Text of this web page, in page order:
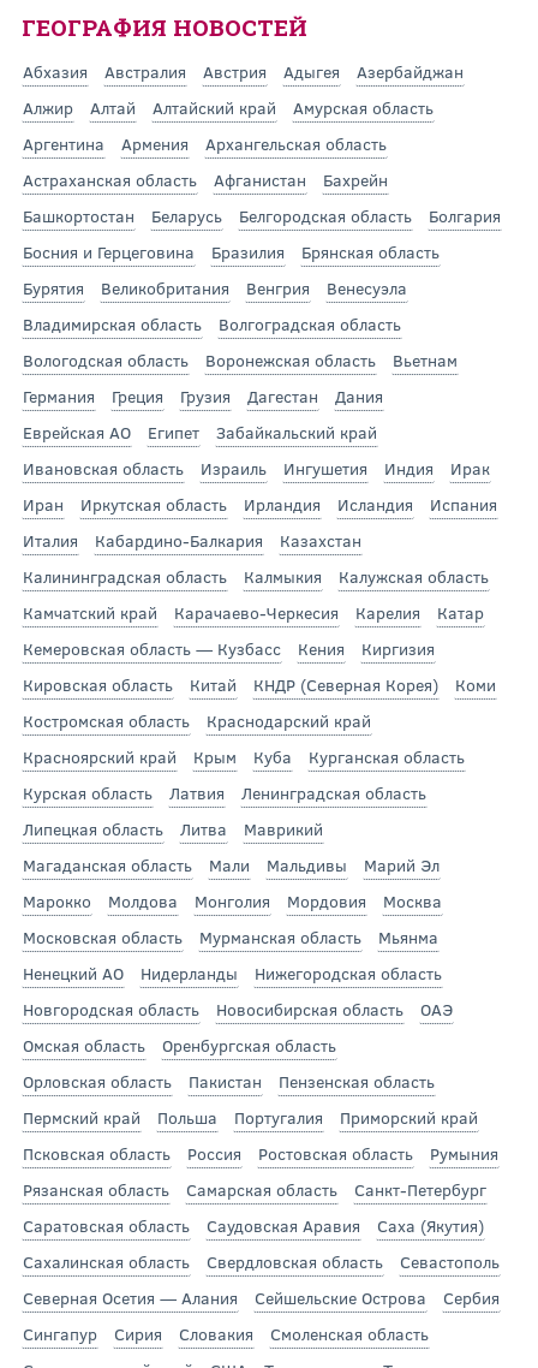
ГЕОГРАФИЯ НОВОСТЕЙ
Абхазия Австралия Австрия Адыгея
Азербайджан
Алжир
Алтай Алтайский край
Амурская область
Аргентина
Армения
Архангельская область
Астраханская область
Афганистан
Бахрейн
Башкортостан
Беларусь Белгородская область
Болгария
Босния и Герцеговина
Бразилия
Брянская область
Бурятия
Великобритания Венгрия
Венесуэла
Владимирская область
Волгоградская область
Вологодская область
Воронежская область
Вьетнам
Германия
Греция Грузия Дагестан
Дания
Еврейская АО
Египет
Забайкальский край
Ивановская область
Израиль Ингушетия Индия
Ирак
Иран
Иркутская область Ирландия Исландия
Испания
Италия
Кабардино-Балкария
Казахстан
Калининградская область
Калмыкия
Калужская область
Камчатский край
Карачаево-Черкесия Карелия
Катар
Кемеровская область — Кузбасс
Кения
Киргизия
Кировская область
Китай КНДР (Северная Корея)
Коми
Костромская область
Краснодарский край
Красноярский край
Крым Куба
Курганская область
Курская область
Латвия
Ленинградская область
Липецкая область
Литва
Маврикий
Магаданская область
Мали Мальдивы
Марий Эл
Марокко
Молдова Монголия Мордовия
Москва
Московская область
Мурманская область
Мьянма
Ненецкий АО
Нидерланды
Нижегородская область
Новгородская область
Новосибирская область
ОАЭ
Омская область
Оренбургская область
Орловская область
Пакистан
Пензенская область
Пермский край
Польша Португалия
Приморский край
Псковская область
Россия Ростовская область
Румыния
Рязанская область
Самарская область
Санкт-Петербург
Саратовская область
Саудовская Аравия
Саха (Якутия)
Сахалинская область
Свердловская область
Севастополь
Северная Осетия — Алания
Сейшельские Острова
Сербия
Сингапур
Сирия Словакия
Смоленская область